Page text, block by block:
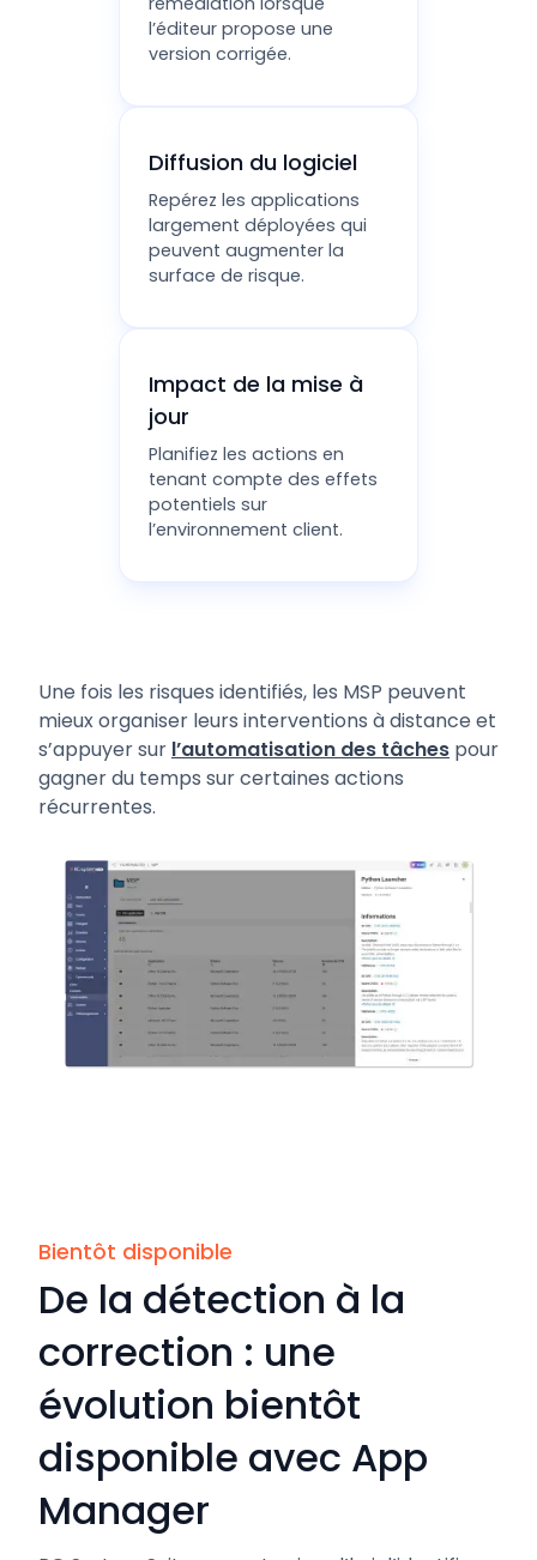
l’éditeur propose une
version corrigée.
Diffusion du logiciel
Repérez les applications
largement déployées qui
peuvent augmenter la
surface de risque.
Impact de la mise à
jour
Planifiez les actions en
tenant compte des effets
potentiels sur
l’environnement client.
Une fois les risques identifiés, les MSP peuvent
mieux organiser leurs interventions à distance et
s’appuyer sur l’automatisation des tâches pour
gagner du temps sur certaines actions
récurrentes.
Bientôt disponible
De la détection à la
correction : une
évolution bientôt
disponible avec App
Manager